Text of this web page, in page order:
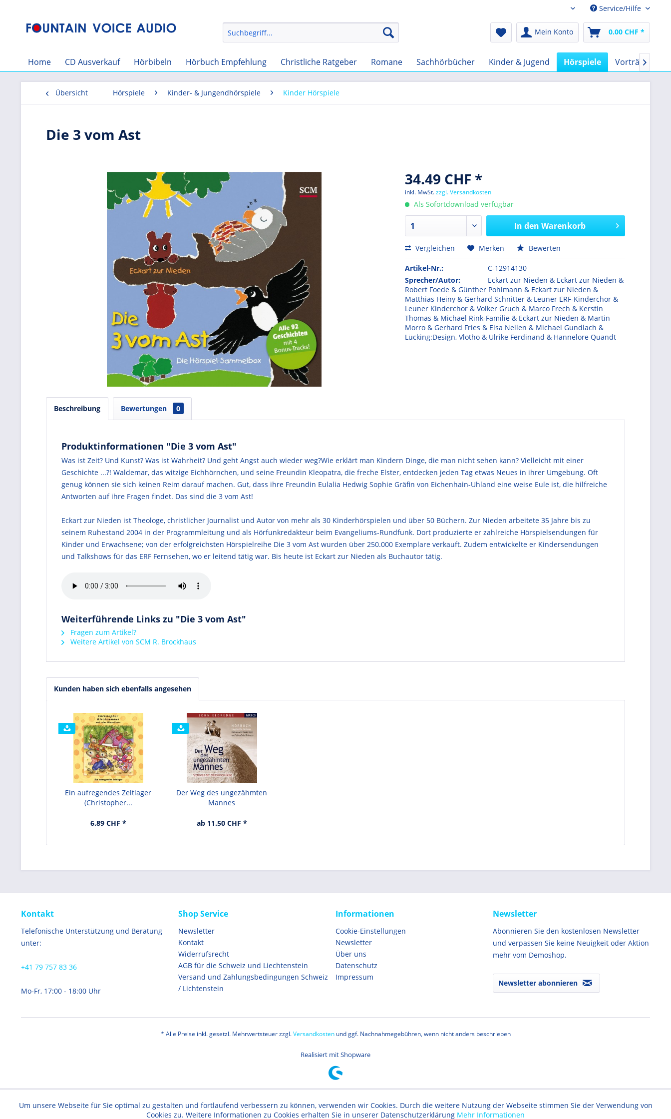
Audio-Book CHFService/Hilfe
Mein Konto 0.00 CHF *
Home CD Ausverkauf Hörbibeln Hörbuch Empfehlung Christliche Ratgeber Romane Sachhörbücher Kinder & Jugend Hörspiele Vorträge

Übersicht Hörspiele Kinder- & Jungendhörspiele Kinder Hörspiele
Die 3 vom Ast
34.49 CHF *
inkl. MwSt.zzgl. Versandkosten
Als Sofortdownload verfügbar
In den Warenkorb
Vergleichen Merken Bewerten
Artikel-Nr.:
C-12914130
Sprecher/Autor:
Eckart zur Nieden & Eckart zur Nieden &
Robert Foede & Günther Pohlmann & Eckart zur Nieden &
Matthias Heiny & Gerhard Schnitter & Leuner ERF-Kinderchor &
Leuner Kinderchor & Volker Gruch & Marco Frech & Kerstin
Thomas & Michael Rink-Familie & Eckart zur Nieden & Martin
Morro & Gerhard Fries & Elsa Nellen & Michael Gundlach &
Lücking:Design, Vlotho & Ulrike Ferdinand & Hannelore Quandt
Beschreibung Bewertungen 0
Produktinformationen "Die 3 vom Ast"
Was ist Zeit? Und Kunst? Was ist Wahrheit? Und geht Angst auch wieder weg?Wie erklärt man Kindern Dinge, die man nicht sehen kann? Vielleicht mit einer
Geschichte ...?! Waldemar, das witzige Eichhörnchen, und seine Freundin Kleopatra, die freche Elster, entdecken jeden Tag etwas Neues in ihrer Umgebung. Oft
genug können sie sich keinen Reim darauf machen. Gut, dass ihre Freundin Eulalia Hedwig Sophie Gräfin von Eichenhain-Uhland eine weise Eule ist, die hilfreiche
Antworten auf ihre Fragen findet. Das sind die 3 vom Ast!
Eckart zur Nieden ist Theologe, christlicher Journalist und Autor von mehr als 30 Kinderhörspielen und über 50 Büchern. Zur Nieden arbeitete 35 Jahre bis zu
seinem Ruhestand 2004 in der Programmleitung und als Hörfunkredakteur beim Evangeliums-Rundfunk. Dort produzierte er zahlreiche Hörspielsendungen für
Kinder und Erwachsene; von der erfolgreichsten Hörspielreihe Die 3 vom Ast wurden über 250.000 Exemplare verkauft. Zudem entwickelte er Kindersendungen
und Talkshows für das ERF Fernsehen, wo er leitend tätig war. Bis heute ist Eckart zur Nieden als Buchautor tätig.
Weiterführende Links zu "Die 3 vom Ast"
Fragen zum Artikel?
Weitere Artikel von SCM R. Brockhaus
Kunden haben sich ebenfalls angesehen
Ein aufregendes Zeltlager
(Christopher...
6.89 CHF *
Der Weg des ungezähmten
Mannes
ab 11.50 CHF *
Kontakt
Telefonische Unterstützung und Beratung
unter:
+41 79 757 83 36
Mo-Fr, 17:00 - 18:00 Uhr
Shop Service
Newsletter
Kontakt
Widerrufsrecht
AGB für die Schweiz und Liechtenstein
Versand und Zahlungsbedingungen Schweiz
/ Lichtenstein
Informationen
Cookie-Einstellungen
Newsletter
Über uns
Datenschutz
Impressum
Newsletter
Abonnieren Sie den kostenlosen Newsletter
und verpassen Sie keine Neuigkeit oder Aktion
mehr vom Demoshop.
Newsletter abonnieren
* Alle Preise inkl. gesetzl. Mehrwertsteuer zzgl.Versandkostenund ggf. Nachnahmegebühren, wenn nicht anders beschrieben
Realisiert mit Shopware
Um unsere Webseite für Sie optimal zu gestalten und fortlaufend verbessern zu können, verwenden wir Cookies. Durch die weitere Nutzung der Webseite stimmen Sie der Verwendung von
Cookies zu. Weitere Informationen zu Cookies erhalten Sie in unserer Datenschutzerklärung Mehr Informationen